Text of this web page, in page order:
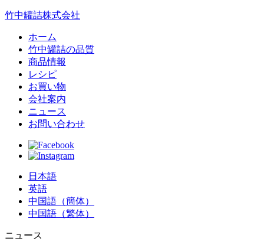
竹中罐詰株式会社
ホーム
竹中罐詰の品質
商品情報
レシピ
お買い物
会社案内
ニュース
お問い合わせ
日本語
英語
中国語（簡体）
中国語（繁体）
ニュース